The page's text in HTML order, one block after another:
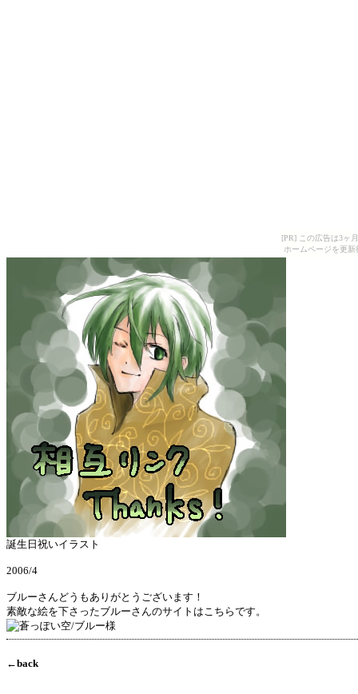
[PR] この広告は3ヶ
ホームページを更
誕生日祝いイラスト
2006/4
ブルーさんどうもありがとうございます！
素敵な絵を下さったブルーさんのサイトはこちらです。
←back